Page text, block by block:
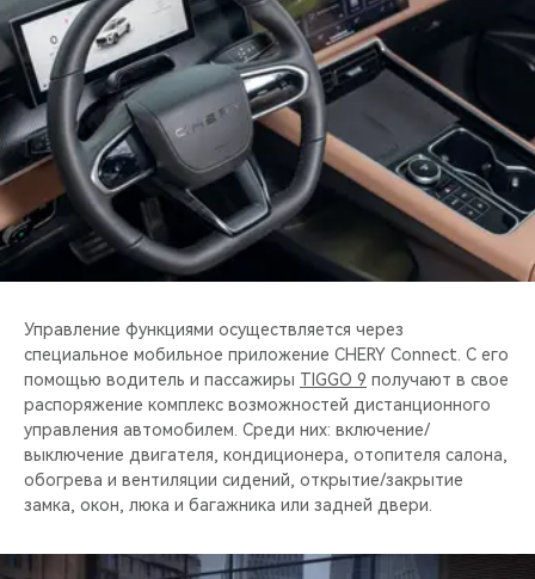
CHERY REMOTE
CHERY И СПОРТ
НАШИ МЕРОПРИЯТИЯ
ВИДЕООБЗОРЫ
Управление функциями осуществляется через
специальное мобильное приложение CHERY Connect. С его
помощью водитель и пассажиры TIGGO 9 получают в свое
распоряжение комплекс возможностей дистанционного
управления автомобилем. Среди них: включение/
выключение двигателя, кондиционера, отопителя салона,
обогрева и вентиляции сидений, открытие/закрытие
замка, окон, люка и багажника или задней двери.